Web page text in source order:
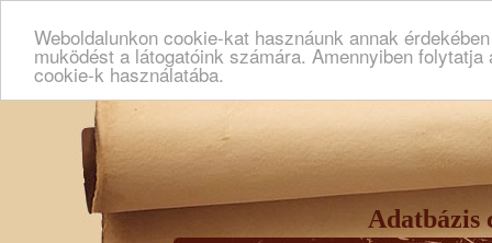
Weboldalunkon cookie-kat hasznáunk annak
muködést a látogatóink számára. Amennyiben
cookie-k használatába.
Adatbázis